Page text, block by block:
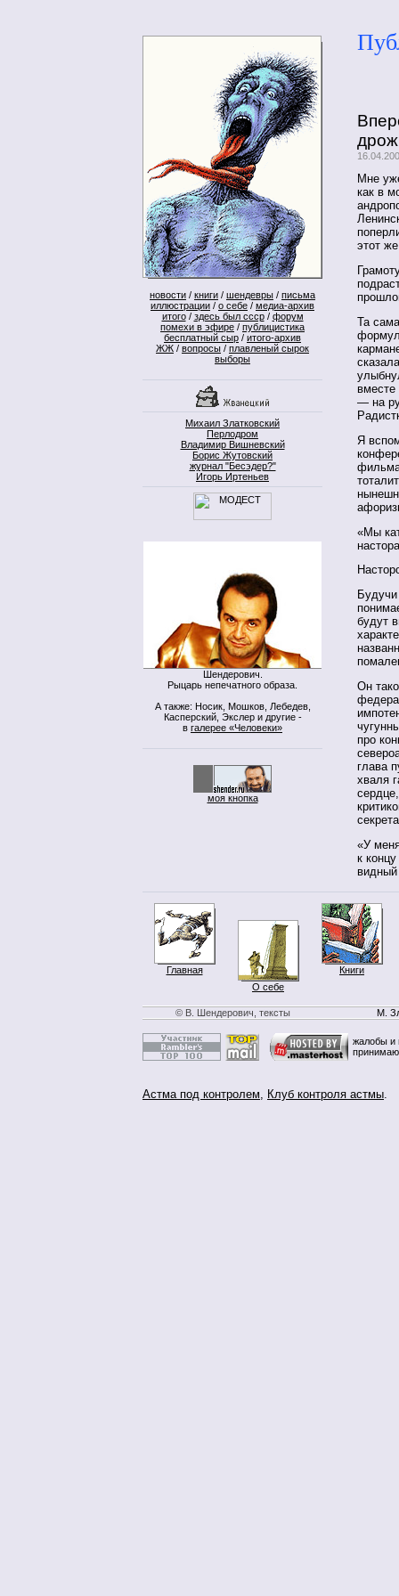
новости / книги / шендевры / письма
иллюстрации / о себе / медиа-архив
итого/ здесь был ссср/ форум
помехи в эфире / публицистика
бесплатный сыр / итого-архив
ЖЖ / вопросы / плавленый сырок
выборы
Михаил Златковский
Перлодром
Владимир Вишневский
Борис Жутовский
журнал "Бесэдер?"
Игорь Иртеньев
Шендерович.
Рыцарь непечатного образа.
А также: Носик, Мошков, Лебедев,
Касперский, Экслер и другие -
в галерее «Человеки»
моя кнопка
Мне
как в
этот
Та
— на
Я
«Мы
будут
Он
про
глава
хваля
«У
к
видный
Главная
О себе
Книги
© В. Шендерович, тексты М.
жалобы и
Астма под контролем, Клуб контроля астмы.